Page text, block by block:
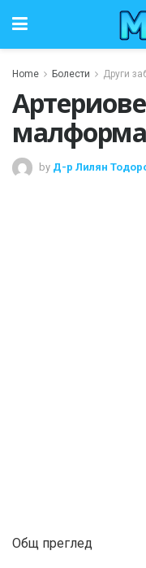
Home Болести Други
by Д-р Лилян
Общ преглед